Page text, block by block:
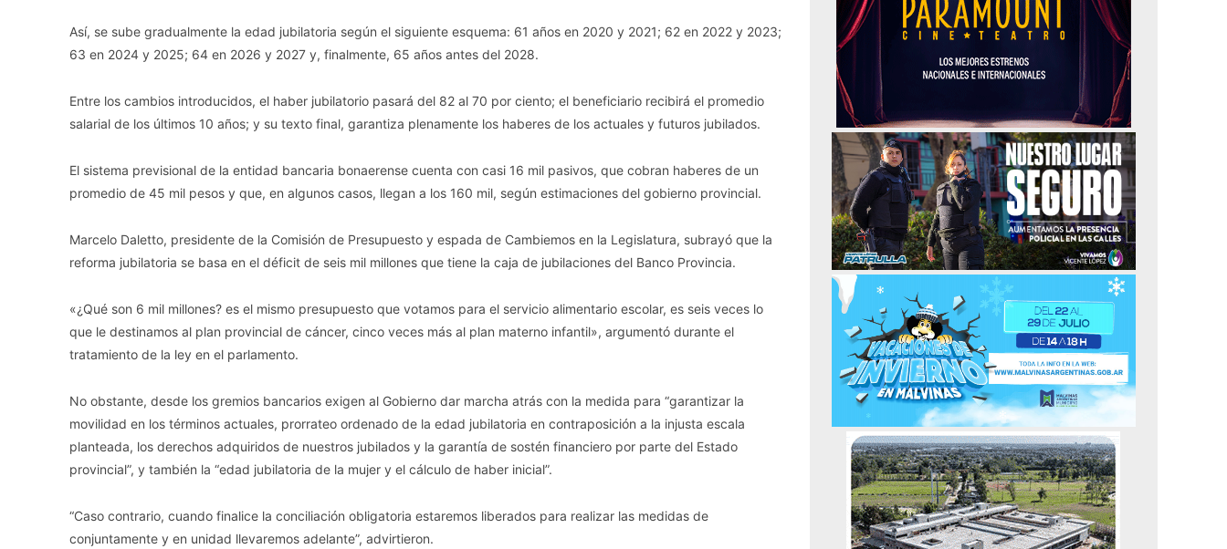
Así, se sube gradualmente la edad jubilatoria según el siguiente esquema: 61 años en 2020 y 2021; 62 en 2022 y 2023;
63 en 2024 y 2025; 64 en 2026 y 2027 y, finalmente, 65 años antes del 2028.
Entre los cambios introducidos, el haber jubilatorio pasará del 82 al 70 por ciento; el beneficiario recibirá el promedio
salarial de los últimos 10 años; y su texto final, garantiza plenamente los haberes de los actuales y futuros jubilados.
El sistema previsional de la entidad bancaria bonaerense cuenta con casi 16 mil pasivos, que cobran haberes de un
promedio de 45 mil pesos y que, en algunos casos, llegan a los 160 mil, según estimaciones del gobierno provincial.
Marcelo Daletto, presidente de la Comisión de Presupuesto y espada de Cambiemos en la Legislatura, subrayó que la
reforma jubilatoria se basa en el déficit de seis mil millones que tiene la caja de jubilaciones del Banco Provincia.
«¿Qué son 6 mil millones? es el mismo presupuesto que votamos para el servicio alimentario escolar, es seis veces lo
que le destinamos al plan provincial de cáncer, cinco veces más al plan materno infantil», argumentó durante el
tratamiento de la ley en el parlamento.
No obstante, desde los gremios bancarios exigen al Gobierno dar marcha atrás con la medida para “garantizar la
movilidad en los términos actuales, prorrateo ordenado de la edad jubilatoria en contraposición a la injusta escala
planteada, los derechos adquiridos de nuestros jubilados y la garantía de sostén financiero por parte del Estado
provincial”, y también la “edad jubilatoria de la mujer y el cálculo de haber inicial”.
“Caso contrario, cuando finalice la conciliación obligatoria estaremos liberados para realizar las medidas de
conjuntamente y en unidad llevaremos adelante”, advirtieron.